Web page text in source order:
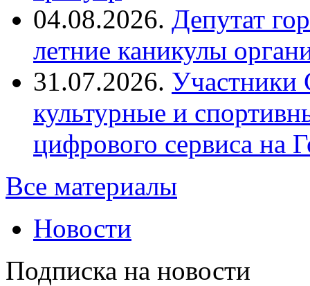
04.08.2026. Депутат
летние каникулы
31.07.2026.
культурные и
цифрового сервиса на
Все материалы
Новости
Подписка на новости